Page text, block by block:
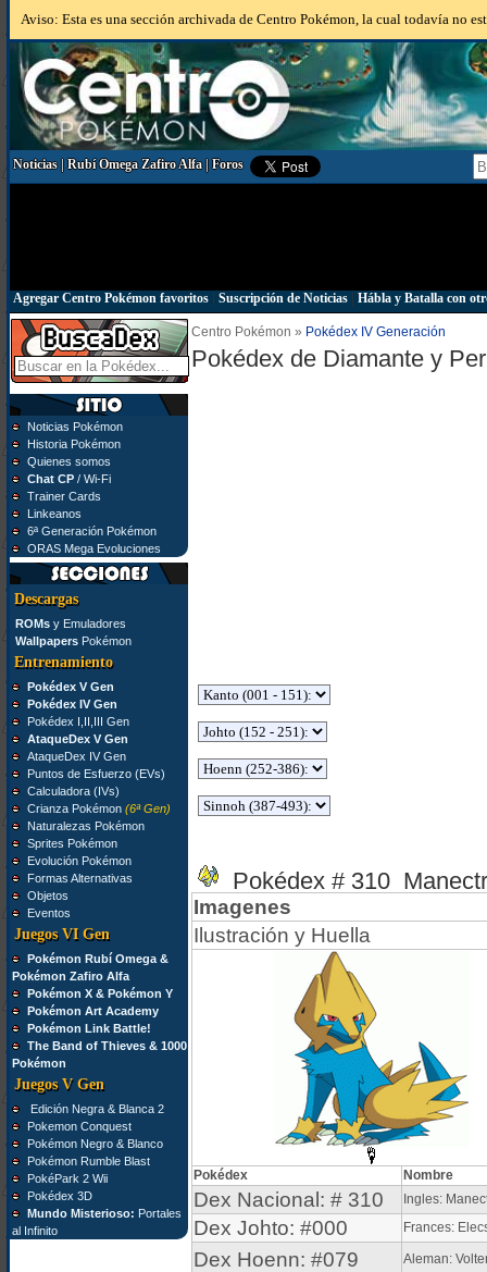
Aviso: Esta es una sección archivada de Centro Pokémon, la cual todavía no
Noticias|Rubí Omega Zafiro Alfa|Foros
Agregar Centro Pokémon favoritos| Suscripción de Noticias| Hábla y Batalla con
Noticias Pokémon
Historia Pokémon
Quienes somos
Chat CP/ Wi-Fi
Trainer Cards
Linkeanos
6ª Generación Pokémon
ORAS Mega Evoluciones
Descargas
ROMsy Emuladores
WallpapersPokémon
Entrenamiento
Pokédex V Gen
Pokédex IV Gen
Pokédex I,II,III Gen
AtaqueDex V Gen
AtaqueDex IV Gen
Puntos de Esfuerzo (EVs)
Calculadora (IVs)
Crianza Pokémon (6ª Gen)
Naturalezas Pokémon
Sprites Pokémon
Evolución Pokémon
Formas Alternativas
Objetos
Eventos
Juegos VI Gen
Pokémon Rubí Omega &
Pokémon Zafiro Alfa
Pokémon X & Pokémon Y
Pokémon Art Academy
Pokémon Link Battle!
The Band of Thieves & 1000
Pokémon
Juegos V Gen
Edición Negra & Blanca 2
Pokemon Conquest
Pokémon Negro & Blanco
Pokémon Rumble Blast
PokéPark 2 Wii
Pokédex 3D
Mundo Misterioso: Portales
al Infinito
Centro Pokémon » Pokédex IV Generación
Pokédex de Diamante y
Pokédex # 310
Imagenes
Ilustración y Huella
Pokédex Nombre
Dex Nacional: # 310 Ingles:
Dex Johto: #000 Frances:
Dex Hoenn: #079 Aleman: